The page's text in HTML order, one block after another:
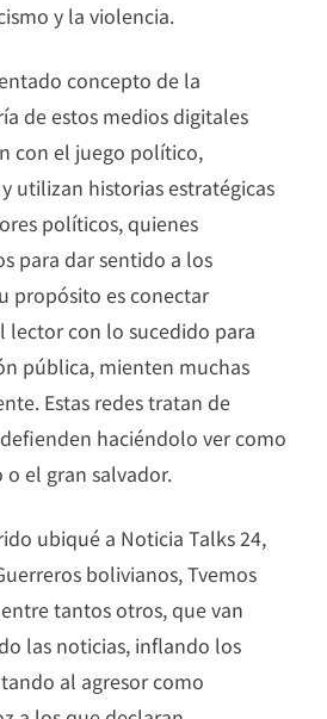
y la violencia.
concepto de la
de estos medios digitales
con el juego político,
utilizan historias estratégicas
políticos, quienes
para dar sentido a los
propósito es conectar
con lo sucedido para
pública, mienten muchas
Estas redes tratan de
haciéndolo ver como
el gran salvador.
ubiqué a Noticia Talks 24,
bolivianos, Tvemos
tantos otros, que van
las noticias, inflando los
al agresor como